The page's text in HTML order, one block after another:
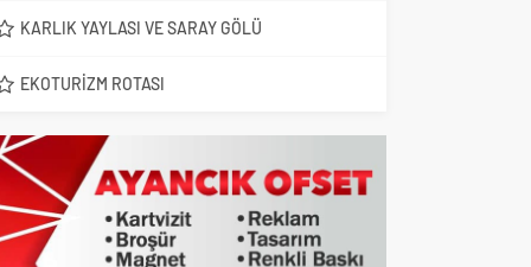
KARLIK YAYLASI VE SARAY GÖLÜ
EKOTURIZM ROTASI